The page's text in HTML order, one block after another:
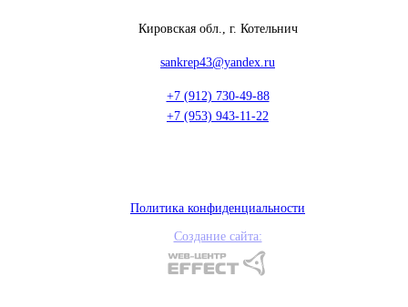
Кировская обл., г. Котельнич
sankrep43@yandex.ru
+7 (912) 730-49-88
+7 (953) 943-11-22
Политика конфиденциальности
Создание сайта: